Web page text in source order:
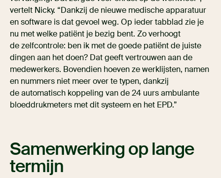
vertelt Nicky. “Dankzij de nieuwe medische apparatuur
en software is dat gevoel weg. Op ieder tabblad zie je
nu met welke patiënt je bezig bent. Zo verhoogt
de zelfcontrole: ben ik met de goede patiënt de juiste
dingen aan het doen? Dat geeft vertrouwen aan de
medewerkers. Bovendien hoeven ze werklijsten, namen
en nummers niet meer over te typen, dankzij
de automatisch koppeling van de 24 uurs ambulante
bloeddrukmeters met dit systeem en het EPD.”
Samenwerking op lange
termijn